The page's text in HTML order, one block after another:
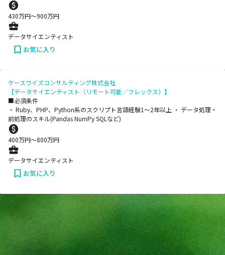
430万円〜900万円
データサイエンティスト
お気に入り
ケースワイズコンサルティング株式会社
【データサイエンティスト（リモート可能／フレックス）】
■必須条件
・ Ruby、PHP、Python系のスクリプト言語経験1～2年以上 ・ データ処理・
前処理のスキル(Pandas NumPy SQLなど)
400万円〜800万円
データサイエンティスト
お気に入り